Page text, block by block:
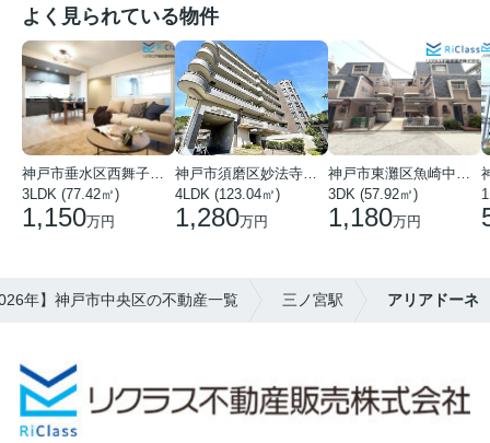
よく見られている物件
神戸市垂水区西舞子１丁目
3LDK (77.42㎡)
1,150万円
神戸市須磨区妙法寺字岩山
4LDK (123.04㎡)
1,280万円
神戸市東灘区魚崎中町４丁目
3DK (57.92㎡)
1,180万円
年】神戸市中央区の不動産一覧 三ノ宮駅 アリアドーネ